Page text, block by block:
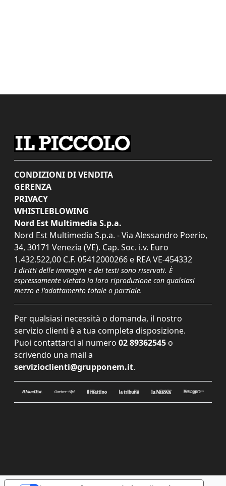
CONDIZIONI DI VENDITA
GERENZA
PRIVACY
WHISTLEBLOWING
Nord Est Multimedia S.p.a.
Nord Est Multimedia S.p.a. - Via Alessandro Poerio,
34, 30171 Venezia (VE). Cap. Soc. i.v. Euro
1.432.522,00 C.F. 05412000266 e REA VE-454332
I diritti delle immagini e dei testi sono riservati. È
espressamente vietata la loro riproduzione con qualsiasi
mezzo e l'adattamento totale o parziale.
Per qualsiasi necessità o domanda, il nostro
servizio clienti è a tua completa disposizione.
Puoi contattarci al numero 02 89362545 o
scrivendo una mail a
servizioclienti@grupponem.it.